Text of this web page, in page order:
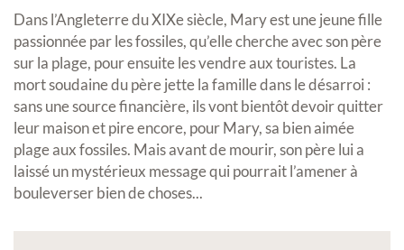
Dans l’Angleterre du XIXe siècle, Mary est une jeune fille
passionnée par les fossiles, qu’elle cherche avec son père
sur la plage, pour ensuite les vendre aux touristes. La
mort soudaine du père jette la famille dans le désarroi :
sans une source financière, ils vont bientôt devoir quitter
leur maison et pire encore, pour Mary, sa bien aimée
plage aux fossiles. Mais avant de mourir, son père lui a
laissé un mystérieux message qui pourrait l’amener à
bouleverser bien de choses...